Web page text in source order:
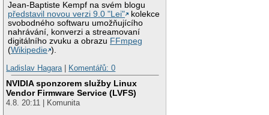
Jean-Baptiste Kempf na svém blogu
představil novou verzi 9.0 "Lei"
kolekce
svobodného softwaru umožňujícího
nahrávání, konverzi a streamovaní
digitálního zvuku a obrazu FFmpeg
(Wikipedie ).
Ladislav Hagara
Komentářů: 0
NVIDIA sponzorem služby Linux
Vendor Firmware Service (LVFS)
4.8. 20:11 | Komunita